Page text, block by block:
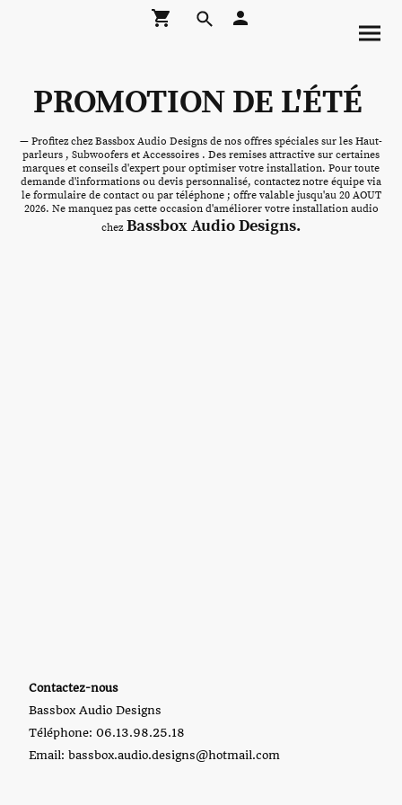
PROMOTION DE L'ÉTÉ
— Profitez chez Bassbox Audio Designs de nos offres spéciales sur les Haut-
parleurs , Subwoofers et Accessoires . Des remises attractive sur certaines
marques et conseils d'expert pour optimiser votre installation. Pour toute
demande d'informations ou devis personnalisé, contactez notre équipe via
le formulaire de contact ou par téléphone ; offre valable jusqu'au 20 AOUT
2026. Ne manquez pas cette occasion d'améliorer votre installation audio
chezBassbox Audio Designs.
Contactez-nous
Bassbox Audio Designs
Téléphone: 06.13.98.25.18
Email: bassbox.audio.designs@hotmail.com